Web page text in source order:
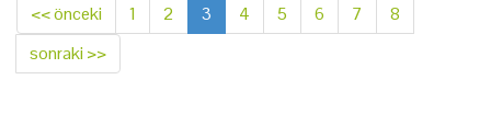
<< önceki 1 2 3 4 5 6 7
8
sonraki >>